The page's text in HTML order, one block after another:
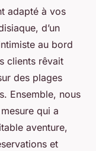
adapté à vos
d’un
au bord
clients rêvait
des plages
Ensemble, nous
qui a
aventure,
et